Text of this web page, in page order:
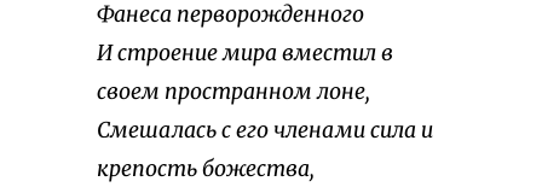
Фанеса перворожденного
И строение мира вместил в
своем пространном лоне,
Смешалась с его членами сила и
крепость божества,